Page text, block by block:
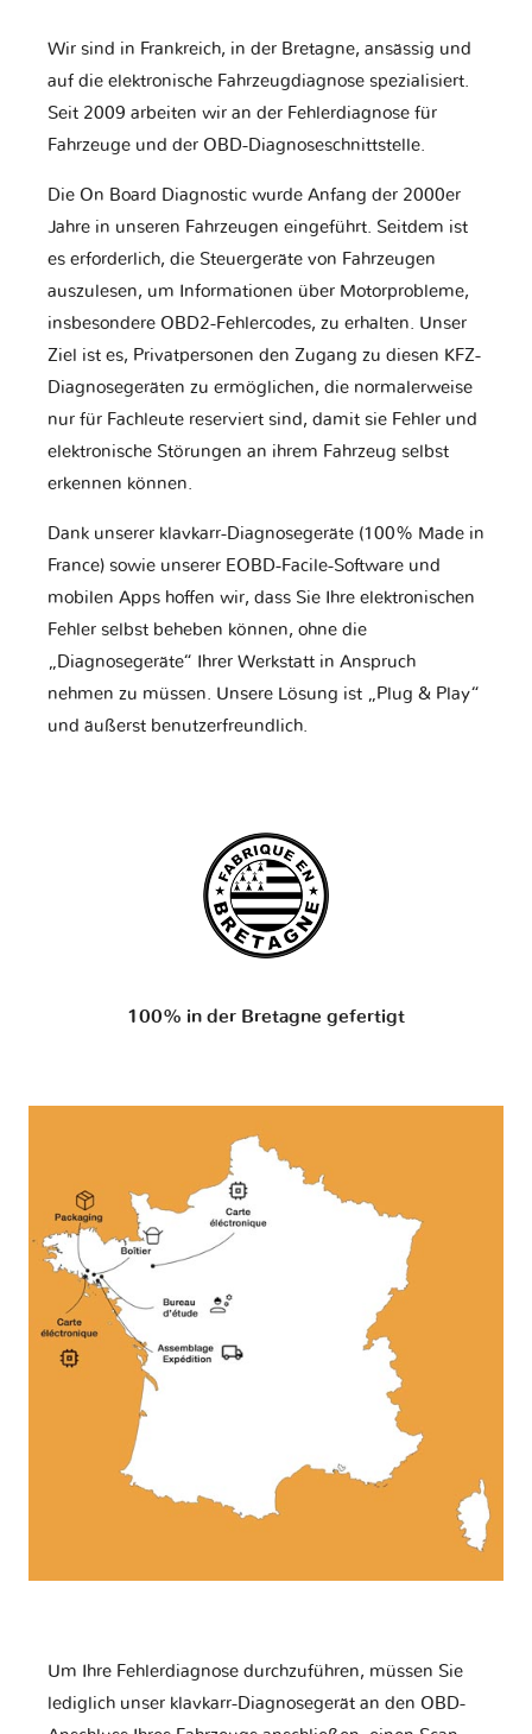
Wir sind in Frankreich, in der Bretagne, ansässig und
auf die elektronische Fahrzeugdiagnose spezialisiert.
Seit 2009 arbeiten wir an der Fehlerdiagnose für
Fahrzeuge und der OBD-Diagnoseschnittstelle.
Die On Board Diagnostic wurde Anfang der 2000er
Jahre in unseren Fahrzeugen eingeführt. Seitdem ist
es erforderlich, die Steuergeräte von Fahrzeugen
auszulesen, um Informationen über Motorprobleme,
insbesondere OBD2-Fehlercodes, zu erhalten. Unser
Ziel ist es, Privatpersonen den Zugang zu diesen KFZ-
Diagnosegeräten zu ermöglichen, die normalerweise
nur für Fachleute reserviert sind, damit sie Fehler und
elektronische Störungen an ihrem Fahrzeug selbst
erkennen können.
Dank unserer klavkarr-Diagnosegeräte (100% Made in
France) sowie unserer EOBD-Facile-Software und
mobilen Apps hoffen wir, dass Sie Ihre elektronischen
Fehler selbst beheben können, ohne die
„Diagnosegeräte“ Ihrer Werkstatt in Anspruch
nehmen zu müssen. Unsere Lösung ist „Plug & Play“
und äußerst benutzerfreundlich.
100% in der Bretagne gefertigt
Um Ihre Fehlerdiagnose durchzuführen, müssen Sie
lediglich unser klavkarr-Diagnosegerät an den OBD-